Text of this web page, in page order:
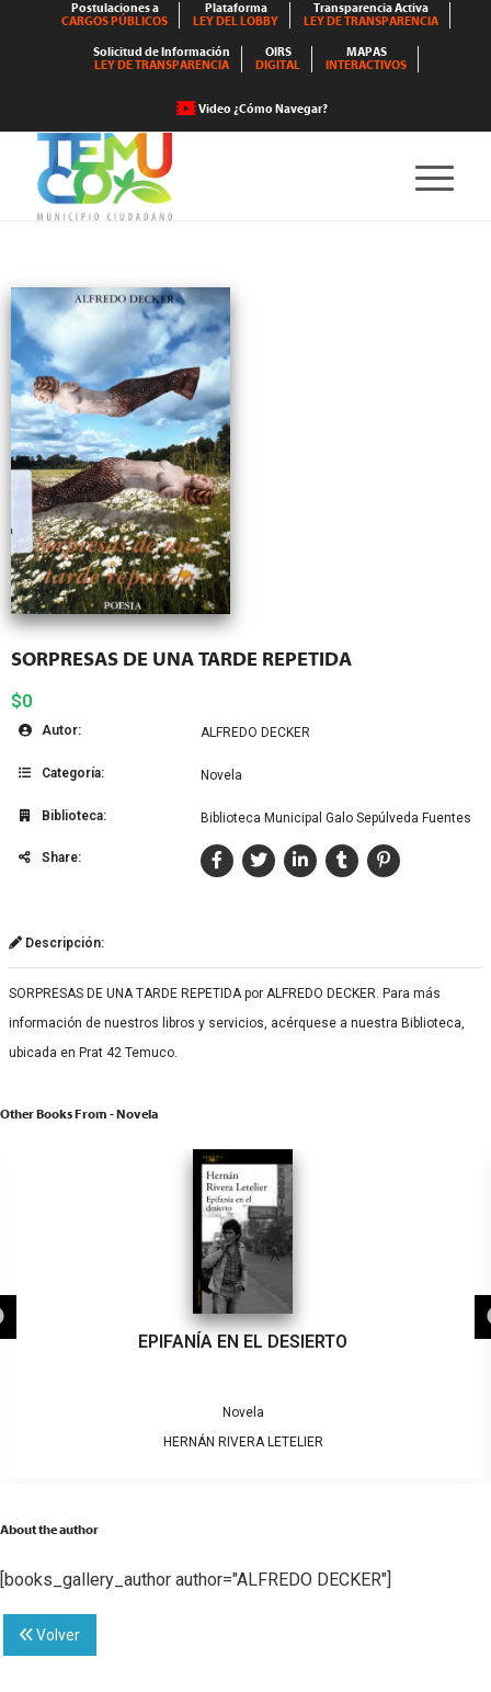
Postulaciones a
CARGOS PÚBLICOS
Plataforma
LEY DEL LOBBY
Transparencia Activa
LEY DE TRANSPARENCIA
Solicitud de Información
LEY DE TRANSPARENCIA
OIRS
DIGITAL
MAPAS
INTERACTIVOS
Video ¿Cómo Navegar?
SORPRESAS DE UNA TARDE REPETIDA
$0
Autor: ALFREDO DECKER
Categoría: Novela
Biblioteca: Biblioteca Municipal Galo Sepúlveda Fuentes
Share:
Descripción:
SORPRESAS DE UNA TARDE REPETIDA por ALFREDO DECKER. Para más
información de nuestros libros y servicios, acérquese a nuestra Biblioteca,
ubicada en Prat 42 Temuco.
Other Books From - Novela
EPIFANÍA EN EL DESIERTO
Novela
HERNÁN RIVERA LETELIER
About the author
[books_gallery_author author="ALFREDO DECKER"]
Volver